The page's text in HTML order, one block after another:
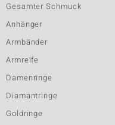
Gesamter Schmuck
Anhänger
Armbänder
Armreife
Damenringe
Diamantringe
Goldringe